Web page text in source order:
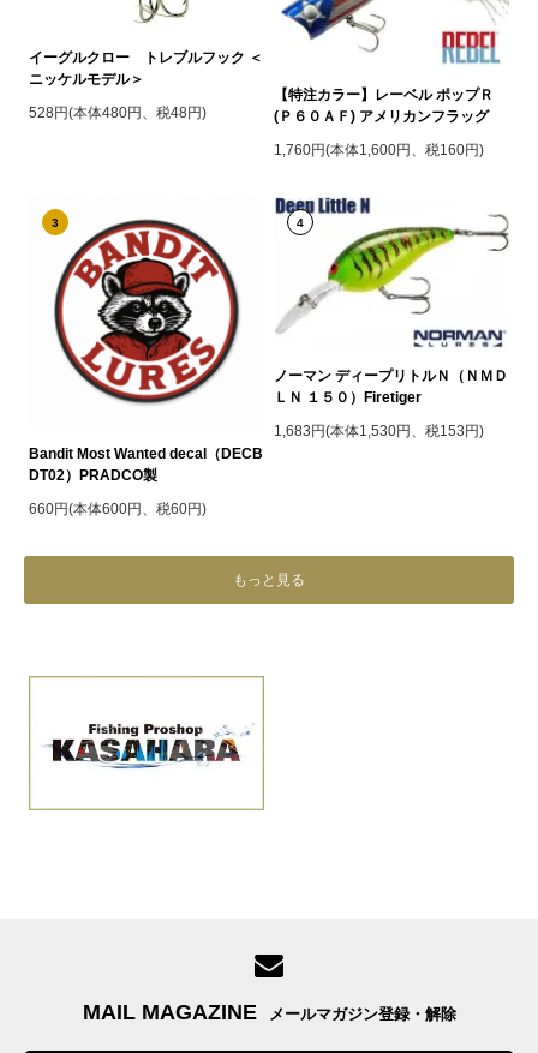
イーグルクロー トレブルフック ＜
ニッケルモデル＞
528円(本体480円、税48円)
【特注カラー】レーベル ポップＲ
(Ｐ６０ＡＦ) アメリカンフラッグ
1,760円(本体1,600円、税160円)
3
Bandit Most Wanted decal（DECB
DT02）PRADCO製
660円(本体600円、税60円)
4
ノーマン ディープリトルＮ（ＮＭＤ
ＬＮ １５０）Firetiger
1,683円(本体1,530円、税153円)
もっと見る
MAIL MAGAZINE メールマガジン登録・解除